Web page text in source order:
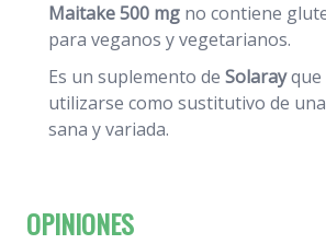
Maitake 500 mg no contiene
para veganos y vegetarianos.
Es un suplemento de Solarayque
utilizarse como sustitutivo de
sana y variada.
OPINIONES